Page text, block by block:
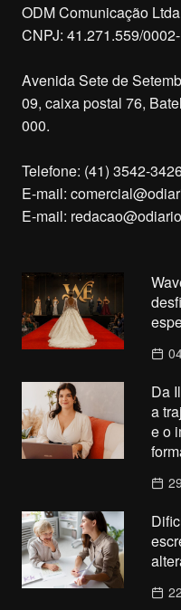
ODM Comunicação
CNPJ: 41.271.559/
Avenida Sete de
09, caixa postal 76,
000.
Telefone: (41) 3542-
E-mail:
E-mail:
Da
a
e o